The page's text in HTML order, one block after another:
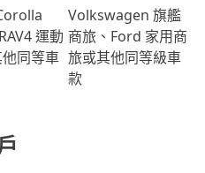
運動
同等車
Volkswagen 旗艦
商旅、Ford 家用商
旅或其他同等級車
款